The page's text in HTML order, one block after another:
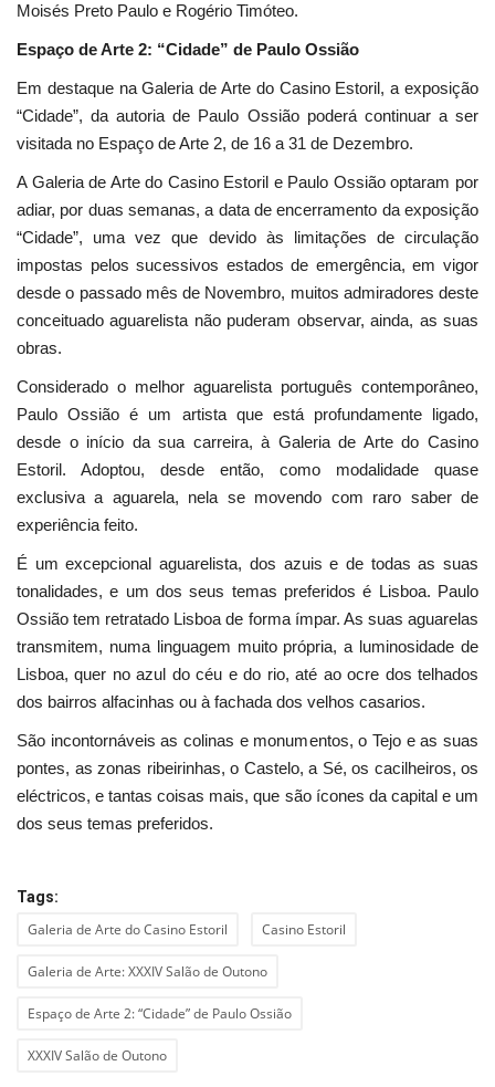
Moisés Preto Paulo e Rogério Timóteo.
Espaço de Arte 2: “Cidade” de Paulo Ossião
Em destaque na Galeria de Arte do Casino Estoril, a exposição
“Cidade”, da autoria de Paulo Ossião poderá continuar a ser
visitada no Espaço de Arte 2, de 16 a 31 de Dezembro.
A Galeria de Arte do Casino Estoril e Paulo Ossião optaram por
adiar, por duas semanas, a data de encerramento da exposição
“Cidade”, uma vez que devido às limitações de circulação
impostas pelos sucessivos estados de emergência, em vigor
desde o passado mês de Novembro, muitos admiradores deste
conceituado aguarelista não puderam observar, ainda, as suas
obras.
Considerado o melhor aguarelista português contemporâneo,
Paulo Ossião é um artista que está profundamente ligado,
desde o início da sua carreira, à Galeria de Arte do Casino
Estoril. Adoptou, desde então, como modalidade quase
exclusiva a aguarela, nela se movendo com raro saber de
experiência feito.
É um excepcional aguarelista, dos azuis e de todas as suas
tonalidades, e um dos seus temas preferidos é Lisboa. Paulo
Ossião tem retratado Lisboa de forma ímpar. As suas aguarelas
transmitem, numa linguagem muito própria, a luminosidade de
Lisboa, quer no azul do céu e do rio, até ao ocre dos telhados
dos bairros alfacinhas ou à fachada dos velhos casarios.
São incontornáveis as colinas e monumentos, o Tejo e as suas
pontes, as zonas ribeirinhas, o Castelo, a Sé, os cacilheiros, os
eléctricos, e tantas coisas mais, que são ícones da capital e um
dos seus temas preferidos.
Tags:
Galeria de Arte do Casino Estoril Casino Estoril
Galeria de Arte: XXXIV Salão de Outono
Espaço de Arte 2: “Cidade” de Paulo Ossião
XXXIV Salão de Outono